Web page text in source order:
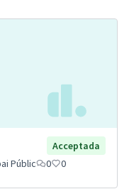
Acceptada
Públic 0 0